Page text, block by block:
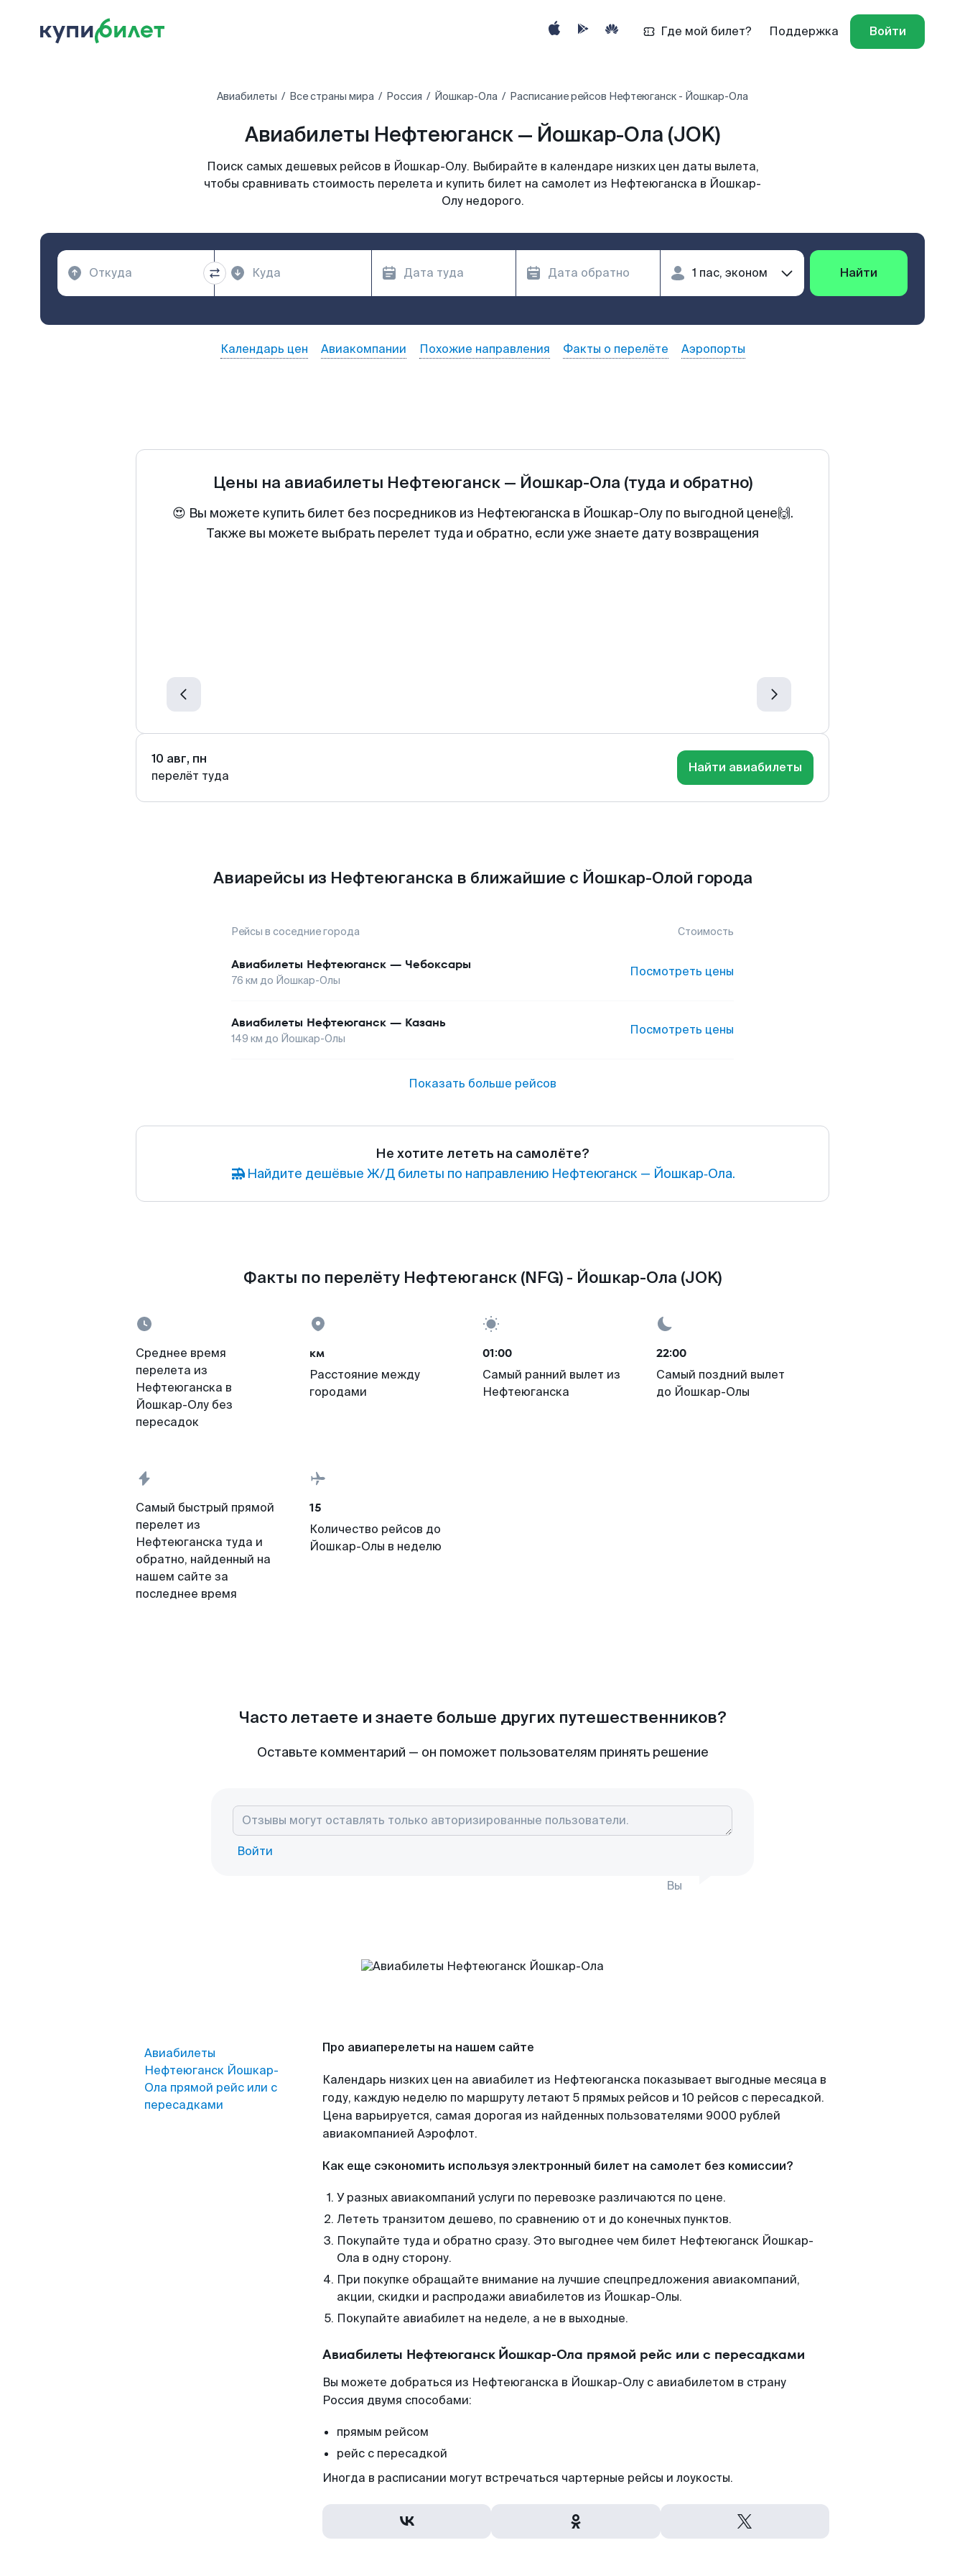
Где мой билет? Поддержка Войти
Авиабилеты Все страны мира Россия Йошкар-Ола Расписание рейсов Нефтеюганск - Йошкар-Ола
Авиабилеты Нефтеюганск — Йошкар-Ола (JOK)
Поиск самых дешевых рейсов в Йошкар-Олу. Выбирайте в календаре низких цен даты вылета,
чтобы сравнивать стоимость перелета и купить билет на самолет из Нефтеюганска в Йошкар-
Олу недорого.
Найти
Календарь цен Авиакомпании Похожие направления Факты о перелёте Аэропорты
Цены на авиабилеты Нефтеюганск— Йошкар-Ола (туда и обратно)
😍 Вы можете купить билет без посредников из Нефтеюганска в Йошкар-Олу по выгодной цене🙌.
Также вы можете выбрать перелет туда и обратно, если уже знаете дату возвращения
10 авг, пн
перелёт туда
Найти авиабилеты
Авиарейсы из Нефтеюганска в ближайшие с Йошкар-Олой города
Рейсы в соседние города Стоимость
Авиабилеты Нефтеюганск — Чебоксары
76 км до Йошкар-Олы
Посмотреть цены
Авиабилеты Нефтеюганск — Казань
149 км до Йошкар-Олы
Посмотреть цены
Показать больше рейсов
Не хотите лететь на самолёте?
Найдите дешёвые Ж/Д билеты по направлению Нефтеюганск — Йошкар‑Ола.
Факты по перелёту Нефтеюганск (NFG) - Йошкар-Ола (JOK)
Среднее время
перелета из
Нефтеюганска в
Йошкар-Олу без
пересадок
км
Расстояние между
городами
01:00
Самый ранний вылет из
Нефтеюганска
22:00
Самый поздний вылет
до Йошкар-Олы
Самый быстрый прямой
перелет из
Нефтеюганска туда и
обратно, найденный на
нашем сайте за
последнее время
15
Количество рейсов до
Йошкар-Олы в неделю
Часто летаете и знаете больше других путешественников?
Оставьте комментарий — он поможет пользователям принять решение
Войти
Вы
Авиабилеты
Нефтеюганск Йошкар-
Ола прямой рейс или с
пересадками
Про авиаперелеты на нашем сайте
Календарь низких цен на авиабилет из Нефтеюганска показывает выгодные месяца в
году, каждую неделю по маршруту летают 5 прямых рейсов и 10 рейсов с пересадкой.
Цена варьируется, самая дорогая из найденных пользователями 9000 рублей
авиакомпанией Аэрофлот.
Как еще сэкономить используя электронный билет на самолет без комиссии?
У разных авиакомпаний услуги по перевозке различаются по цене.
Лететь транзитом дешево, по сравнению от и до конечных пунктов.
Покупайте туда и обратно сразу. Это выгоднее чем билет Нефтеюганск Йошкар-
Ола в одну сторону.
При покупке обращайте внимание на лучшие спецпредложения авиакомпаний,
акции, скидки и распродажи авиабилетов из Йошкар-Олы.
Покупайте авиабилет на неделе, а не в выходные.
Авиабилеты Нефтеюганск Йошкар-Ола прямой рейс или с пересадками
Вы можете добраться из Нефтеюганска в Йошкар-Олу с авиабилетом в страну
Россия двумя способами:
прямым рейсом
рейс с пересадкой
Иногда в расписании могут встречаться чартерные рейсы и лоукосты.